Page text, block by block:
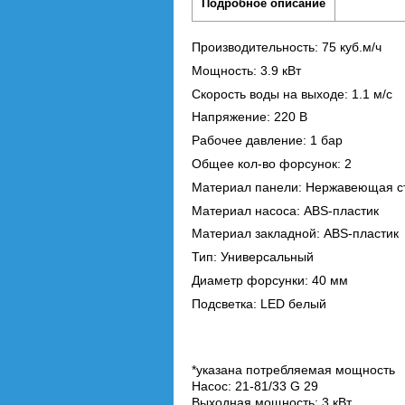
Подробное описание
Производительность: 75 куб.м/ч
Мощность: 3.9 кВт
Скорость воды на выходе: 1.1 м/с
Напряжение: 220 В
Рабочее давление: 1 бар
Общее кол-во форсунок: 2
Материал панели: Нержавеющая
Материал насоса: ABS-пластик
Материал закладной: ABS-пластик
Тип: Универсальный
Диаметр форсунки: 40 мм
Подсветка: LED белый
*указана потребляемая мощность
Насос: 21-81/33 G 29